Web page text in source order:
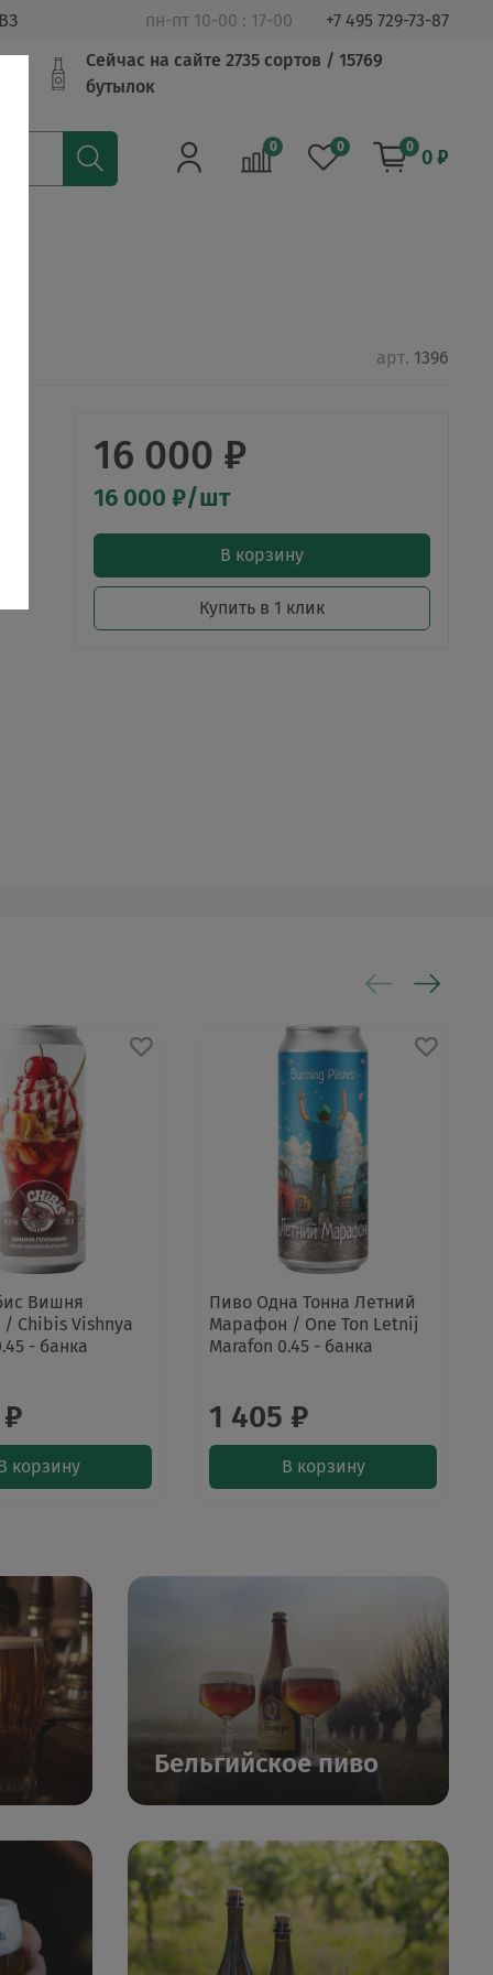
пн-пт 10-00 : 17-00
+7 495 729-73-87
Сейчас на сайте 2735 сортов / 15769
бутылок
0 0 0 0 ₽
арт. 1396
16 000 ₽
16 000 ₽/шт
В корзину
Купить в 1 клик
Вишня
Chibis Vishnya
- банка
корзину
Пиво Одна Тонна Летний
Марафон / One Ton Letnij
Marafon 0.45 - банка
1 405 ₽
В корзину
Бельгийское пиво